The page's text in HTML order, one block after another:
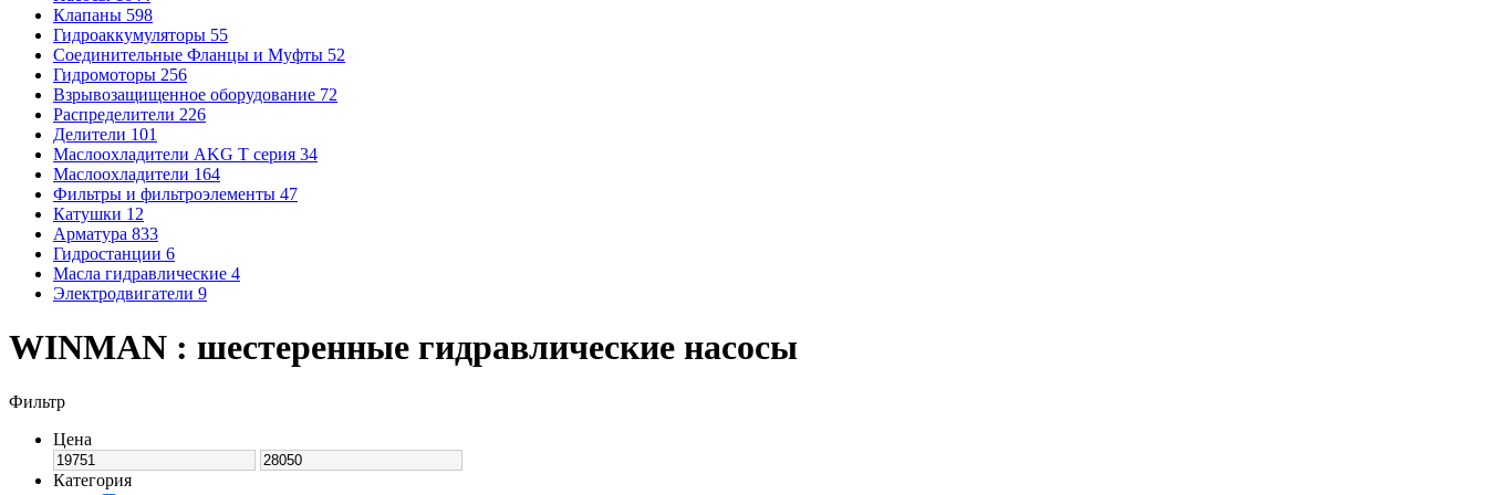
Клапаны 598
Гидроаккумуляторы 55
Соединительные Фланцы и Муфты 52
Гидромоторы 256
Взрывозащищенное оборудование 72
Распределители 226
Делители 101
Маслоохладители AKG T серия 34
Маслоохладители 164
Фильтры и фильтроэлементы 47
Катушки 12
Арматура 833
Гидростанции 6
Масла гидравлические 4
Электродвигатели 9
WINMAN : шестеренные гидравлические насосы
Фильтр
Цена
Категория